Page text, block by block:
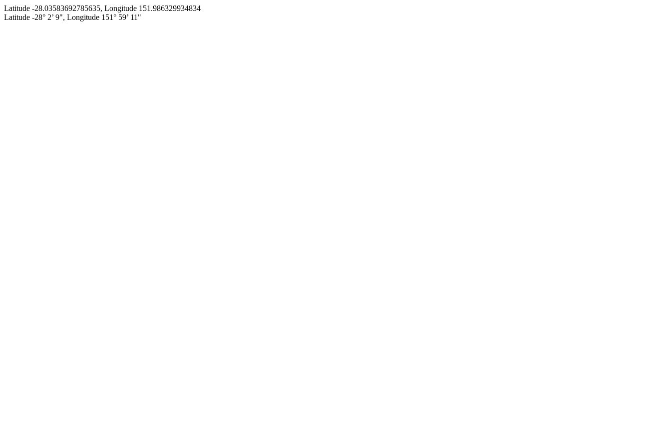
Latitude -28.03583692785635, Longitude 151.986329934834
Latitude -28° 2’ 9", Longitude 151° 59’ 11"